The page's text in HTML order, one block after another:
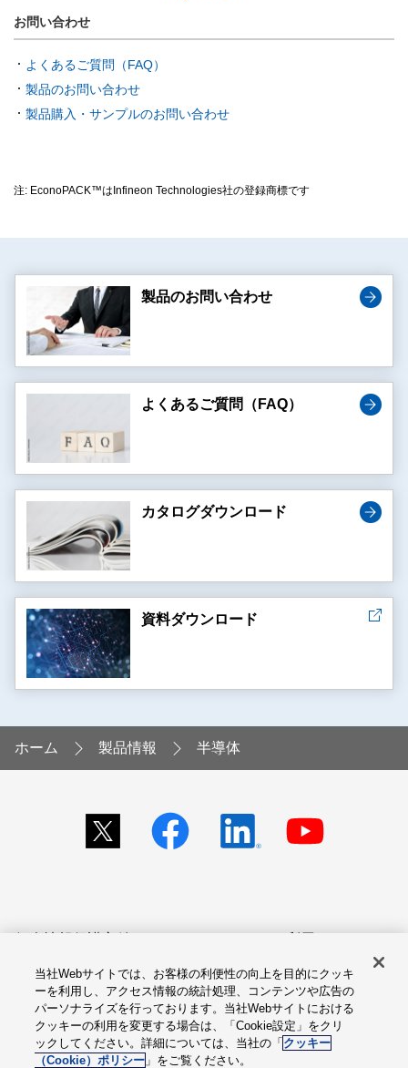
お問い合わせ
よくあるご質問（FAQ）
製品のお問い合わせ
製品購入・サンプルのお問い合わせ
注: EconoPACK™はInfineon Technologies社の登録商標です
製品のお問い合わせ
よくあるご質問（FAQ）
カタログダウンロード
資料ダウンロード
ホーム 製品情報 半導体
アクセシビリティへの対応
Cookie設定
総合サイトマップ
当社Webサイトでは、お客様の利便性の向上を目的にクッキ
ーを利用し、アクセス情報の統計処理、コンテンツや広告の
パーソナライズを行っております。当社Webサイトにおける
クッキーの利用を変更する場合は、「Cookie設定」をクリ
ックしてください。詳細については、当社の「 クッキー
（Cookie）ポリシー 」をご覧ください。